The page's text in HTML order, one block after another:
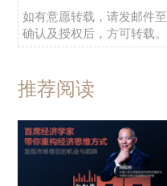
如有意愿转载，请发邮件至
确认及授权后，方可转载。
推荐阅读